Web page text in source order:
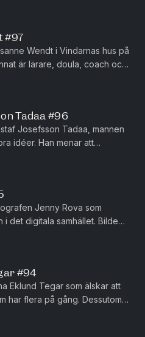
#97
Wendt i Vindarnas hus på
är lärare, doula, coach och
Tadaa #96
Josefsson Tadaa, mannen
idéer. Han menar att
- och det...
Jenny Rova som
det digitala samhället. Bilden
att man ...
#94
Eklund Tegar som älskar att
har flera på gång. Dessutom
det på...